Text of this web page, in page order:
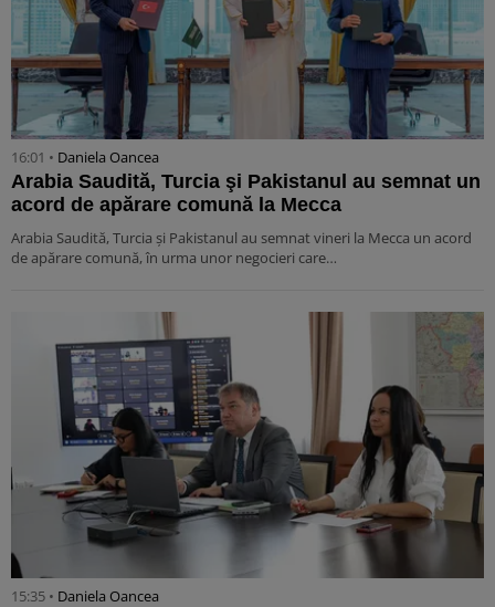
16:01 • Daniela Oancea
Arabia Saudită, Turcia şi Pakistanul au semnat un
acord de apărare comună la Mecca
Arabia Saudită, Turcia şi Pakistanul au semnat vineri la Mecca un acord
de apărare comună, în urma unor negocieri care…
15:35 • Daniela Oancea